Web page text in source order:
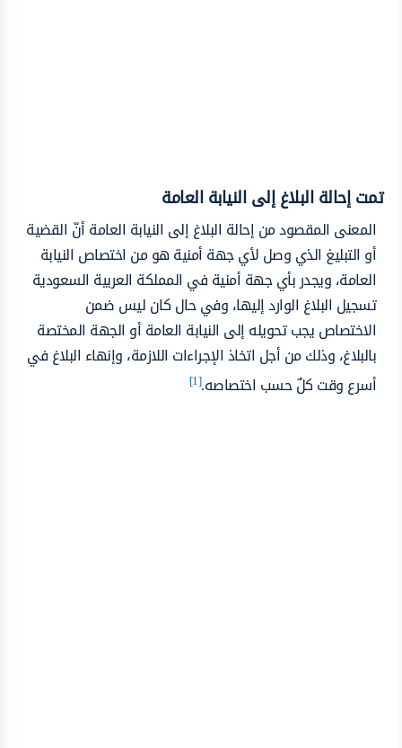
تمت إحالة البلاغ إلى النيابة العامة
المعنى المقصود من إحالة البلاغ إلى النيابة العامة أنّ القضية
أو التبليغ الذي وصل لأي جهة أمنية هو من اختصاص النيابة
العامة، ويجدر بأي جهة أمنية في المملكة العربية السعودية
تسجيل البلاغ الوارد إليها، وفي حال كان ليس ضمن
الاختصاص يجب تحويله إلى النيابة العامة أو الجهة المختصة
بالبلاغ، وذلك من أجل اتخاذ الإجراءات اللازمة، وإنهاء البلاغ في
أسرع وقت كلٌ حسب اختصاصه.[1]